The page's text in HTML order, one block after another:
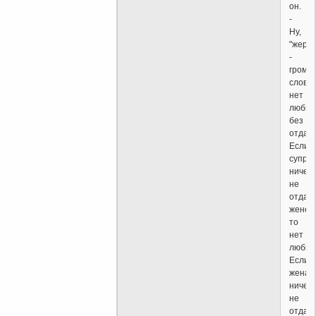
он.
-
Ну,
-
слово;
нет
любви
без
Если
супруг
ничего
не
жене,
то
нет
любви.
Если
жена
ничего
не